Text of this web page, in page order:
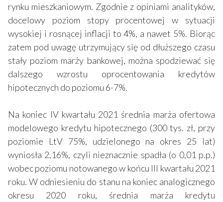
rynku mieszkaniowym. Zgodnie z opiniami analityków,
docelowy poziom stopy procentowej w sytuacji
wysokiej i rosnącej inflacji to 4%, a nawet 5%. Biorąc
zatem pod uwagę utrzymujący się od dłuższego czasu
stały poziom marży bankowej, można spodziewać się
dalszego wzrostu oprocentowania kredytów
hipotecznych do poziomu 6-7%.
Na koniec IV kwartału 2021 średnia marża ofertowa
modelowego kredytu hipotecznego (300 tys. zł, przy
poziomie LtV 75%, udzielonego na okres 25 lat)
wyniosła 2,16%, czyli nieznacznie spadła (o 0,01 p.p.)
wobec poziomu notowanego w końcu III kwartału 2021
roku. W odniesieniu do stanu na koniec analogicznego
okresu 2020 roku, średnia marża kredytu